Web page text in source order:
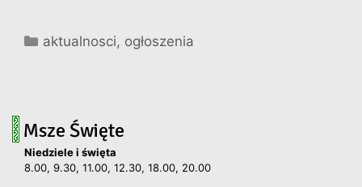
Kategorie
aktualnosci, ogłoszenia
Msze Święte
Niedziele i święta
8.00, 9.30, 11.00, 12.30, 18.00, 20.00